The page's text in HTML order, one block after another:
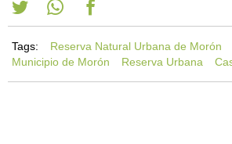
Tags:
Reserva Natural Urbana de Morón
Municipio de Morón
Reserva Urbana